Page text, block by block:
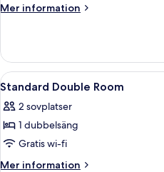
mot
Mer information
Mer
rum
utsikt
bergen
Öppna
alla
foton
för
Standard
Double
11
Standard Double Room
2 sovplatser
1 dubbelsäng
Gratis wi-fi
Mer information
Mer